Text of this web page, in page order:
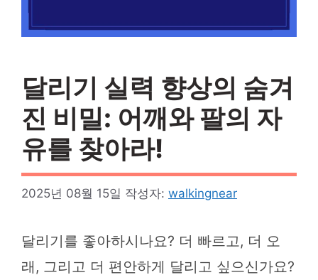
달리기 실력 향상의 숨겨
진 비밀: 어깨와 팔의 자
유를 찾아라!
2025년 08월 15일 작성자: walkingnear
달리기를 좋아하시나요? 더 빠르고, 더 오
래, 그리고 더 편안하게 달리고 싶으신가요?